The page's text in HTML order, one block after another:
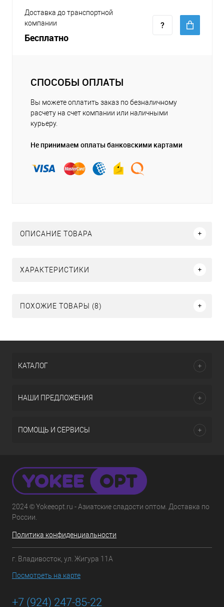
Доставка до транспортной
компании
Бесплатно
СПОСОБЫ ОПЛАТЫ
Вы можете оплатить заказ по безналичному
расчету на счет компании или наличными
курьеру.
Не принимаем оплаты банковскими картами
ОПИСАНИЕ ТОВАРА
ХАРАКТЕРИСТИКИ
ПОХОЖИЕ ТОВАРЫ (8)
КАТАЛОГ
НАШИ ПРЕДЛОЖЕНИЯ
ПОМОЩЬ И СЕРВИСЫ
2024 © Yokeeopt.ru - Азиатские сладости оптом. Доставка по
России.
Политика конфиденциальности
г. Владивосток, ул. Жигура 11А
Посмотреть на карте
+7 (924) 247-85-22